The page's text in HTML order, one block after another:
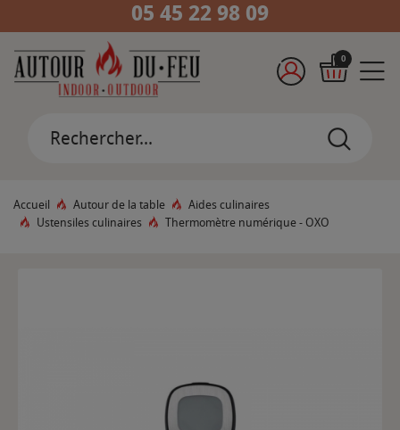
05 45 22 98 09
0
Accueil Autour de la table
Aides culinaires
Ustensiles culinaires
Thermomètre numérique - OXO